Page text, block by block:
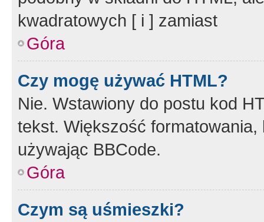
kwadratowych [ i ] zamiast
Góra
Czy mogę używać HTML?
Nie. Wstawiony do postu kod
tekst. Większość
używając BBCode.
Góra
Czym są uśmieszki?